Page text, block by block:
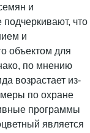
и
что
и
объектом для
по мнению
возрастает из-
по охране
программы
является